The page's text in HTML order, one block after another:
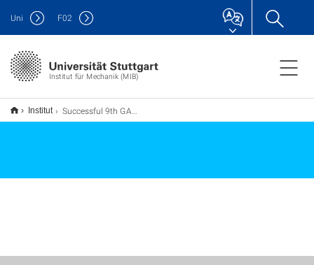
Institut für Mechanik (MIB)
Uni F02
Institut Successful 9th GAMM AG Data Workshop in Stuttgart